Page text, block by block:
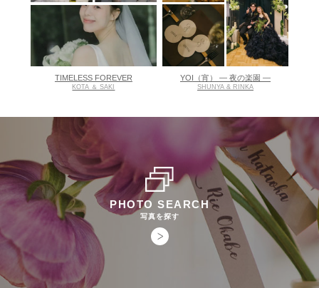
TIMELESS FOREVER
KOTA ＆ SAKI
YOI（宵） ― 夜の楽園 ―
SHUNYA & RINKA
PHOTO SEARCH
写真を探す